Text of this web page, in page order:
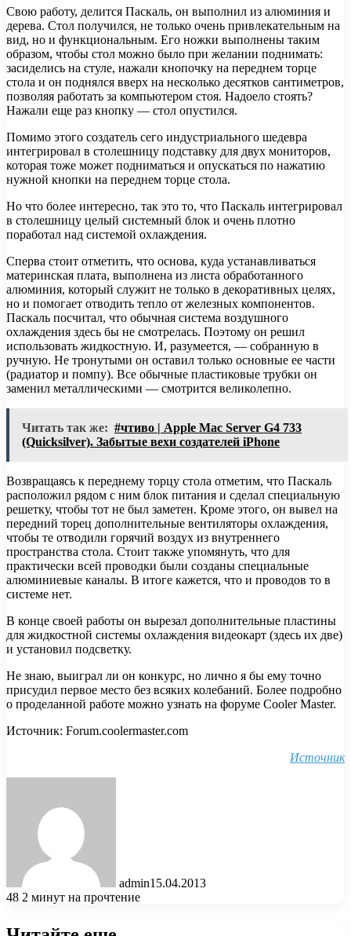
Свою работу, делится Паскаль, он выполнил из алюминия и
дерева. Стол получился, не только очень привлекательным на
вид, но и функциональным. Его ножки выполнены таким
образом, чтобы стол можно было при желании поднимать:
засиделись на стуле, нажали кнопочку на переднем торце
стола и он поднялся вверх на несколько десятков сантиметров,
позволяя работать за компьютером стоя. Надоело стоять?
Нажали еще раз кнопку — стол опустился.
Помимо этого создатель сего индустриального шедевра
интегрировал в столешницу подставку для двух мониторов,
которая тоже может подниматься и опускаться по нажатию
нужной кнопки на переднем торце стола.
Но что более интересно, так это то, что Паскаль интегрировал
в столешницу целый системный блок и очень плотно
поработал над системой охлаждения.
Сперва стоит отметить, что основа, куда устанавливаться
материнская плата, выполнена из листа обработанного
алюминия, который служит не только в декоративных целях,
но и помогает отводить тепло от железных компонентов.
Паскаль посчитал, что обычная система воздушного
охлаждения здесь бы не смотрелась. Поэтому он решил
использовать жидкостную. И, разумеется, — собранную в
ручную. Не тронутыми он оставил только основные ее части
(радиатор и помпу). Все обычные пластиковые трубки он
заменил металлическими — смотрится великолепно.
Читать так же: #чтиво | Apple Mac Server G4 733
(Quicksilver). Забытые вехи создателей iPhone
Возвращаясь к переднему торцу стола отметим, что Паскаль
расположил рядом с ним блок питания и сделал специальную
решетку, чтобы тот не был заметен. Кроме этого, он вывел на
передний торец дополнительные вентиляторы охлаждения,
чтобы те отводили горячий воздух из внутреннего
пространства стола. Стоит также упомянуть, что для
практически всей проводки были созданы специальные
алюминиевые каналы. В итоге кажется, что и проводов то в
системе нет.
В конце своей работы он вырезал дополнительные пластины
для жидкостной системы охлаждения видеокарт (здесь их две)
и установил подсветку.
Не знаю, выиграл ли он конкурс, но лично я бы ему точно
присудил первое место без всяких колебаний. Более подробно
о проделанной работе можно узнать на форуме Cooler Master.
Источник: Forum.coolermaster.com
Источник
admin15.04.2013
48 2 минут на прочтение